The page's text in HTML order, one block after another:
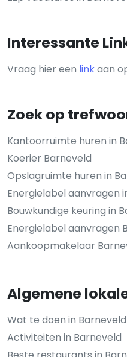
Interessante
Vraag hier een linkaan
Zoek op
Kantoorruimte huren in
Koerier Barneveld
Opslagruimte huren in
Energielabel aanvragen
Bouwkundige keuring in
Energielabel aanvragen
Aankoopmakelaar
Algemene
Wat te doen in Barneveld
Activiteiten in Barneveld